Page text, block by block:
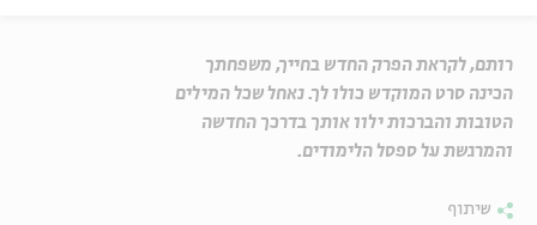
רותם, לקראת הפרק החדש בחייך, משפחתך
הכינה סרט המוקדש כולו לך. נאחל שכל המילים
הטובות והברכות ילוו אותך בדרכך החדשה
והמרגשת על ספסל הלימודים.
שיתוף